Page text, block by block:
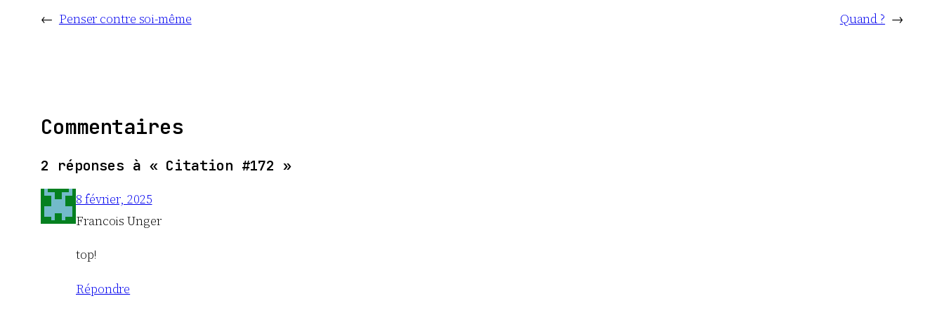
← Penser contre soi-même Quand ? →
Commentaires
2 réponses à « Citation #172 »
8 février, 2025
Francois Unger
top!
Répondre